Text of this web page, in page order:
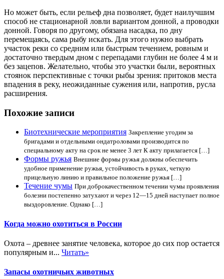
Но может быть, если рельеф дна позволяет, будет наилучшим
способ не стационарной ловли вариантом донной, а проводки
донной. Говоря по другому, обязана насадка, по дну
перемещаясь, сама рыбу искать. Для этого нужно выбрать
участок реки со средним или быстрым течением, ровным и
достаточно твердым дном с перепадами глубин не более 4 м и
без зацепов. Желательно, чтобы это участки были, вероятных
стоянок перспективные с точки рыбы зрения: притоков места
впадения в реку, неожиданные сужения или, напротив, русла
расширения.
Похожие записи
Биотехнические мероприятия Закрепление угодим за
бригадами и отдельными ондатроловами производится по
специальному акту на срок не менее 3 лет К акту прилагается […]
Формы ружья Внешние формы ружья должны обеспечить
удобное применение ружья, устойчивость в руках, четкую
прицельную линию и правильное положение ружья […]
Течение чумы При доброкачественном течении чумы проявления
болезни постепенно затухают и через 12—15 дней наступает полное
выздоровление. Однако […]
Когда можно охотиться в России
Охота – древнее занятие человека, которое до сих пор остается
популярным и... Читать»
Запасы охотничьих животных